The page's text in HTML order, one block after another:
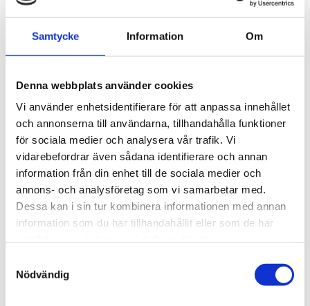
Samtycke Information Om
Denna webbplats använder cookies
Vi använder enhetsidentifierare för att anpassa innehållet
och annonserna till användarna, tillhandahålla funktioner
för sociala medier och analysera vår trafik. Vi
vidarebefordrar även sådana identifierare och annan
information från din enhet till de sociala medier och
annons- och analysföretag som vi samarbetar med.
Dessa kan i sin tur kombinera informationen med annan
information som du har tillhandahållit eller som de har
Nödvändig